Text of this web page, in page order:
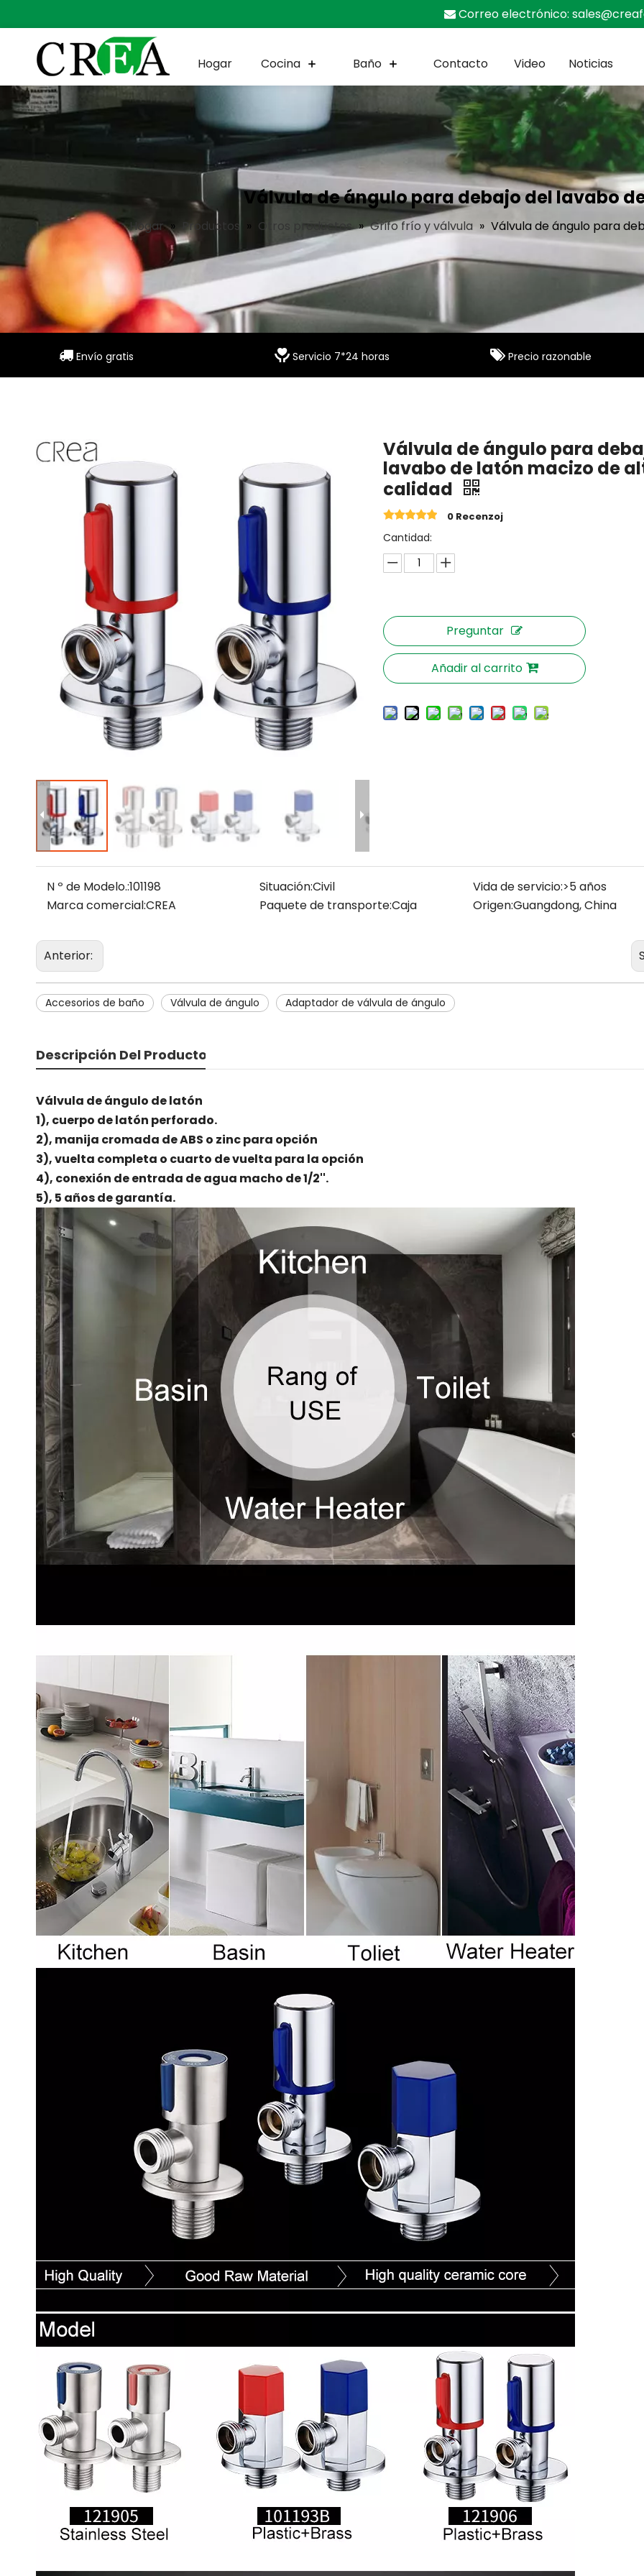
 Correo electrónico:
Hogar Cocina Baño Contacto Video Noticias
Válvula de ángulo para debajo del lavabo
Hogar » Productos » Otros productos » Grifo frío y válvula » Válvula de ángulo para
 Envío gratis  Servicio 7*24 horas  Precio razonable
Válvula de ángulo para
lavabo de latón macizo de
calidad
0 Recenzoj
Cantidad:
Preguntar
Añadir al carrito
N º de Modelo.:101198 Situación:Civil Vida de servicio:>5 años
Marca comercial:CREA Paquete de transporte:Caja Origen:Guangdong, China
Anterior:
Accesorios de baño Válvula de ángulo Adaptador de válvula de ángulo
Descripción Del Producto
Válvula de ángulo de latón
1), cuerpo de latón perforado.
2), manija cromada de ABS o zinc para opción
3), vuelta completa o cuarto de vuelta para la opción
4), conexión de entrada de agua macho de 1/2''.
5), 5 años de garantía.